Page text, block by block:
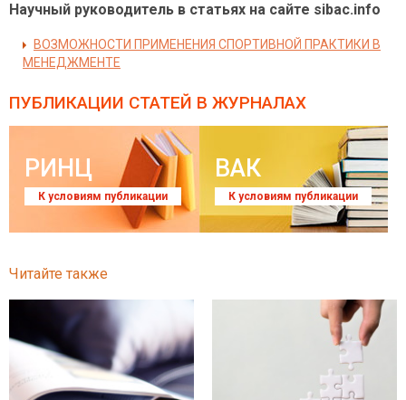
Научный руководитель в статьях на сайте sibac.info
ВОЗМОЖНОСТИ ПРИМЕНЕНИЯ СПОРТИВНОЙ ПРАКТИКИ В
МЕНЕДЖМЕНТЕ
ПУБЛИКАЦИИ СТАТЕЙ В ЖУРНАЛАХ
РИНЦ
К условиям публикации
ВАК
К условиям публикации
Читайте также